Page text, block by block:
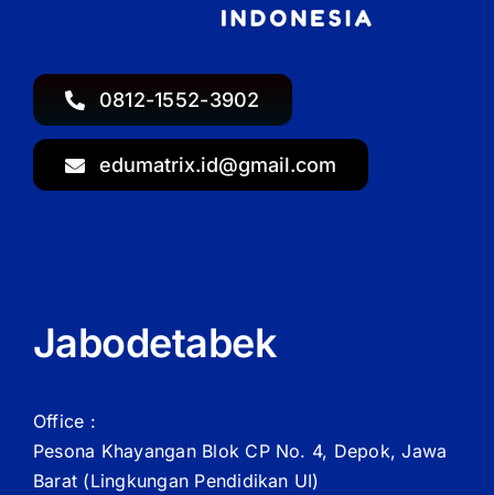
0812-1552-3902
edumatrix.id@gmail.com
Jabodetabek
Office :
Pesona Khayangan Blok CP No. 4, Depok, Jawa
Barat (Lingkungan Pendidikan UI)